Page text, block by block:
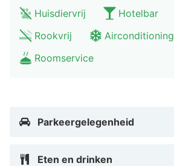
Huisdiervrij
Hotelbar
Rookvrij
Airconditioning
Roomservice
Parkeergelegenheid
Eten en drinken